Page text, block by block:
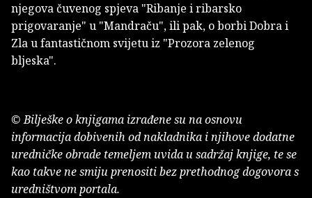
njegova čuvenog spjeva "Ribanje i ribarsko
prigovaranje" u "Mandraču", ili pak, o borbi Dobra i
Zla u fantastičnom svijetu iz "Prozora zelenog
bljeska".
© Bilješke o knjigama izrađene su na osnovu
informacija dobivenih od nakladnika i njihove dodatne
uredničke obrade temeljem uvida u sadržaj knjige, te se
kao takve ne smiju prenositi bez prethodnog dogovora s
uredništvom portala.